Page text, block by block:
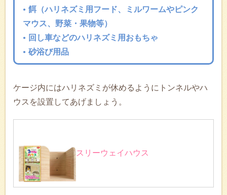
餌（ハリネズミ用フード、ミルワームやピンク
マウス、野菜・果物等）
回し車などのハリネズミ用おもちゃ
砂浴び用品
ケージ内にはハリネズミが休めるようにトンネルやハ
ウスを設置してあげましょう。
スリーウェイハウス